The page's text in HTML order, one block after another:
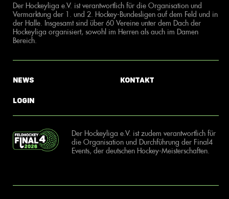
Der Hockeyliga e.V. ist verantwortlich für die Organisation und
Vermarktung der 1. und 2. Hockey-Bundesligen auf dem Feld und in
der Halle. Insgesamt sind über 60 Vereine unter dem Dach der
Hockeyliga organisiert, sowohl im Herren als auch im Damen
Bereich.
News
Login
Kontakt
Der Hockeyliga e.V. ist zudem verantwortlich für
die Organisation und Durchführung der Final4
Events, der deutschen Hockey-Meisterschaften.